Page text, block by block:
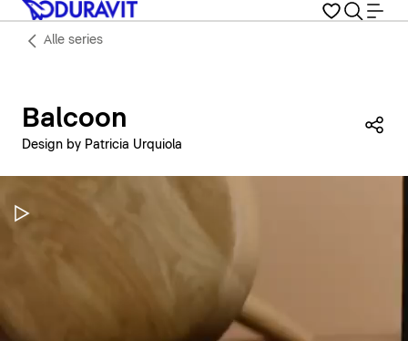
Alle series
Balcoon
Design by Patricia Urquiola
Video pauzeren